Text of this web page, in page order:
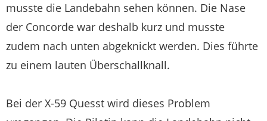
musste die Landebahn sehen können. Die Nase
der Concorde war deshalb kurz und musste
zudem nach unten abgeknickt werden. Dies führte
zu einem lauten Überschallknall.
Bei der X-59 Quesst wird dieses Problem